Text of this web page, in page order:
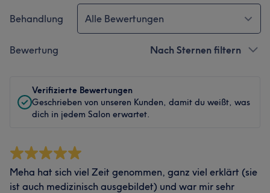
Behandlung Alle Bewertungen
Bewertung Nach Sternen filtern
Verifizierte Bewertungen
Geschrieben von unseren Kunden, damit du weißt, was
dich in jedem Salon erwartet.
Meha hat sich viel Zeit genommen, ganz viel erklärt (sie
ist auch medizinisch ausgebildet) und war mir sehr